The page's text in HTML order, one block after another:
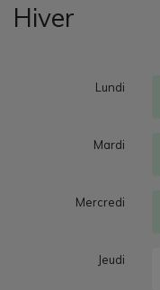
Hiver
Lundi
Mardi
Mercredi
Jeudi